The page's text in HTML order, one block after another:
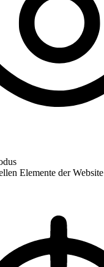
Elemente der Website